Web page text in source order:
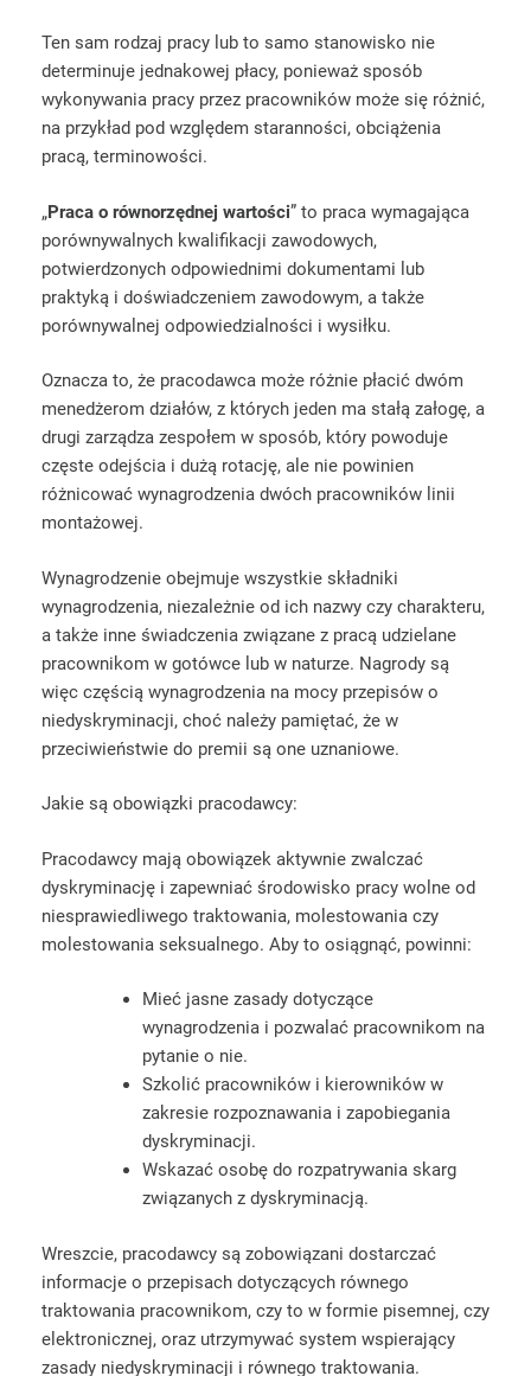
Ten sam rodzaj pracy lub to samo stanowisko nie
determinuje jednakowej płacy, ponieważ sposób
wykonywania pracy przez pracowników może się różnić,
na przykład pod względem staranności, obciążenia
pracą, terminowości.
„Praca o równorzędnej wartości” to praca wymagająca
porównywalnych kwalifikacji zawodowych,
potwierdzonych odpowiednimi dokumentami lub
praktyką i doświadczeniem zawodowym, a także
porównywalnej odpowiedzialności i wysiłku.
Oznacza to, że pracodawca może różnie płacić dwóm
menedżerom działów, z których jeden ma stałą załogę, a
drugi zarządza zespołem w sposób, który powoduje
częste odejścia i dużą rotację, ale nie powinien
różnicować wynagrodzenia dwóch pracowników linii
montażowej.
Wynagrodzenie obejmuje wszystkie składniki
wynagrodzenia, niezależnie od ich nazwy czy charakteru,
a także inne świadczenia związane z pracą udzielane
pracownikom w gotówce lub w naturze. Nagrody są
więc częścią wynagrodzenia na mocy przepisów o
niedyskryminacji, choć należy pamiętać, że w
przeciwieństwie do premii są one uznaniowe.
Jakie są obowiązki pracodawcy:
Pracodawcy mają obowiązek aktywnie zwalczać
dyskryminację i zapewniać środowisko pracy wolne od
niesprawiedliwego traktowania, molestowania czy
molestowania seksualnego. Aby to osiągnąć, powinni:
Mieć jasne zasady dotyczące
wynagrodzenia i pozwalać pracownikom na
pytanie o nie.
Szkolić pracowników i kierowników w
zakresie rozpoznawania i zapobiegania
dyskryminacji.
Wskazać osobę do rozpatrywania skarg
związanych z dyskryminacją.
Wreszcie, pracodawcy są zobowiązani dostarczać
informacje o przepisach dotyczących równego
traktowania pracownikom, czy to w formie pisemnej, czy
elektronicznej, oraz utrzymywać system wspierający
zasady niedyskryminacji i równego traktowania.